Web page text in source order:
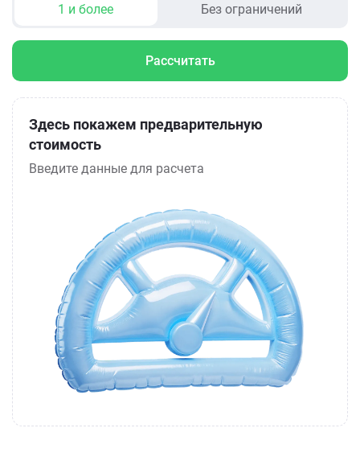
1 и более Без ограничений
Рассчитать
Здесь покажем предварительную
стоимость
Введите данные для расчета